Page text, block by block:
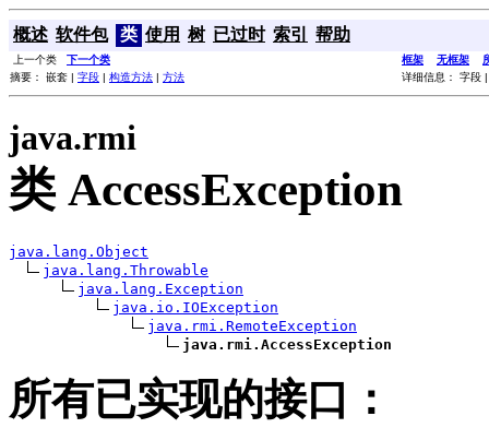
概述 软件包 类 使用 树 已过时 索引 帮助
上一个类 下一个类 框架 无框架
摘要： 嵌套 | 字段 | 构造方法 | 方法 详细信息： 字段
java.rmi
类 AccessException
java.lang.Object
java.lang.Throwable
java.lang.Exception
java.io.IOException
java.rmi.RemoteException
java.rmi.AccessException
所有已实现的接口：